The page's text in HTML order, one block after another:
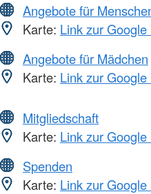
Angebote für
Karte: Link zur
Angebote für Mädchen
Karte: Link zur
Mitgliedschaft
Karte: Link zur
Spenden
Karte: Link zur